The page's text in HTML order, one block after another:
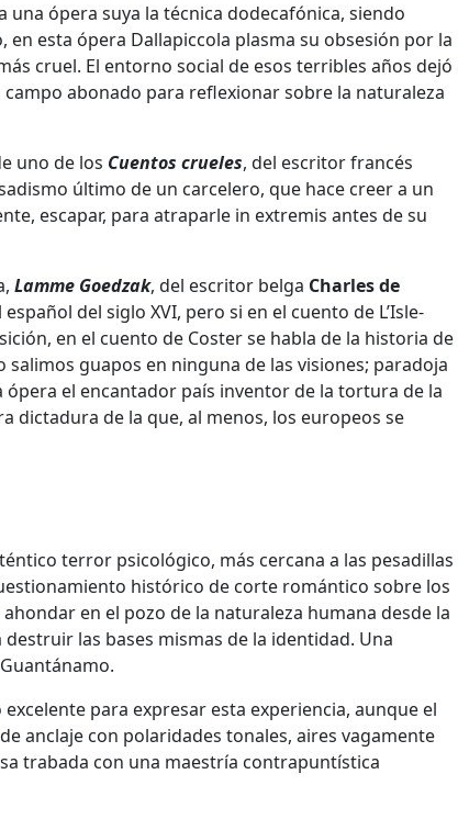
una ópera suya la técnica dodecafónica, siendo
esta ópera Dallapiccola plasma su obsesión por la
cruel. El entorno social de esos terribles años dejó
abonado para reflexionar sobre la naturaleza
uno de los Cuentos crueles, del escritor francés
último de un carcelero, que hace creer a un
escapar, para atraparle in extremis antes de su
Lamme Goedzak, del escritor belga Charles de
del siglo XVI, pero si en el cuento de L’Isle-
en el cuento de Coster se habla de la historia de
salimos guapos en ninguna de las visiones; paradoja
el encantador país inventor de la tortura de la
dictadura de la que, al menos, los europeos se
terror psicológico, más cercana a las pesadillas
histórico de corte romántico sobre los
en el pozo de la naturaleza humana desde la
las bases mismas de la identidad. Una
para expresar esta experiencia, aunque el
anclaje con polaridades tonales, aires vagamente
trabada con una maestría contrapuntística